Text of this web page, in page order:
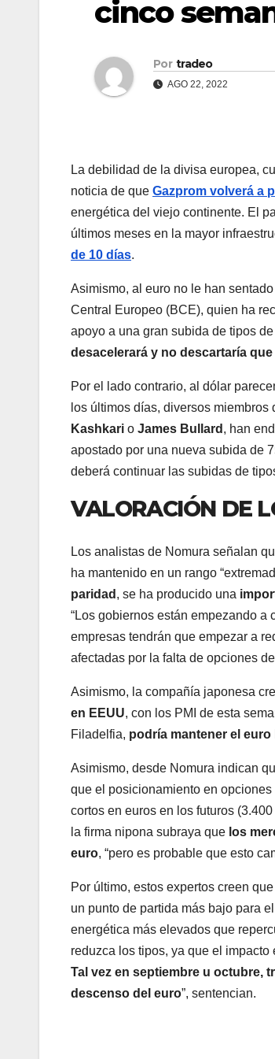
cinco
Por tradeo
AGO 22, 2022
La debilidad de la divisa europea,
noticia de que Gazprom volverá a
energética del viejo continente. El
últimos meses en la mayor
de 10 días.
Asimismo, al euro no le han
Central Europeo (BCE), quien ha
apoyo a una gran subida de tipos
desacelerará y no descartaría
Por el lado contrario, al dólar
los últimos días, diversos
Kashkari o James Bullard , han
apostado por una nueva subida de
deberá continuar las subidas de
VALORACIÓN DE
Los analistas de Nomura señalan
ha mantenido en un rango
paridad , se ha producido una
“Los gobiernos están empezando
empresas tendrán que empezar a
afectadas por la falta de opciones
Asimismo, la compañía japonesa
en EEUU, con los PMI de esta
Filadelfia, podría mantener el
Asimismo, desde Nomura indican
que el posicionamiento en
cortos en euros en los futuros
la firma nipona subraya que los
euro, “pero es probable que esto
Por último, estos expertos creen
un punto de partida más bajo para
energética más elevados que
reduzca los tipos, ya que el
Tal vez en septiembre u octubre,
descenso del euro”, sentencian.